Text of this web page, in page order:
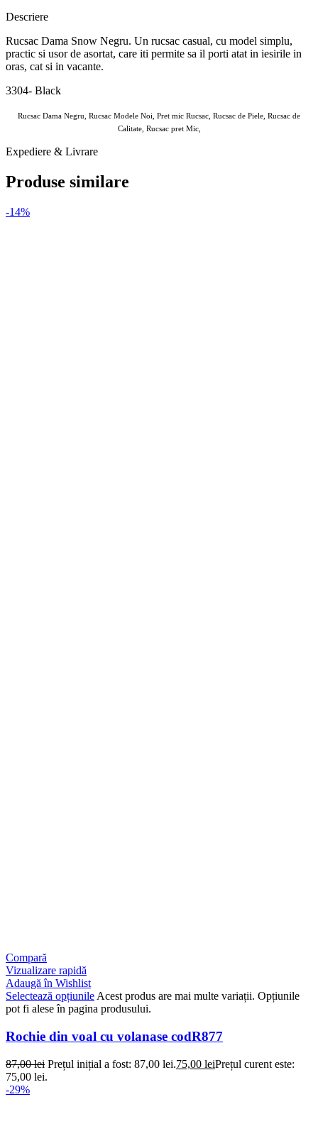
Descriere
Rucsac Dama Snow Negru. Un rucsac casual, cu model simplu,
practic si usor de asortat, care iti permite sa il porti atat in iesirile in
oras, cat si in vacante.
3304- Black
Rucsac Dama Negru, Rucsac Modele Noi, Pret mic Rucsac, Rucsac de Piele, Rucsac de
Calitate, Rucsac pret Mic,
Expediere & Livrare
Produse similare
-14%
Compară
Vizualizare rapidă
Adaugă în Wishlist
Selectează opțiunile Acest produs are mai multe variații. Opțiunile
pot fi alese în pagina produsului.
Rochie din voal cu volanase codR877
87,00lei Prețul inițial a fost: 87,00 lei.75,00 leiPrețul curent este:
75,00 lei.
-29%